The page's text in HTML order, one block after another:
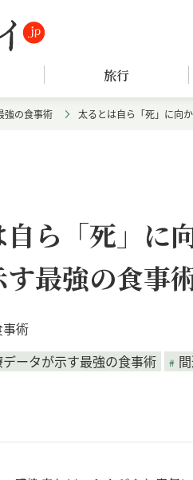
旅行
強の食事術 太るとは自ら「死」に向
ら「死」に
最強の食事
術
ータが示す最強の食事術